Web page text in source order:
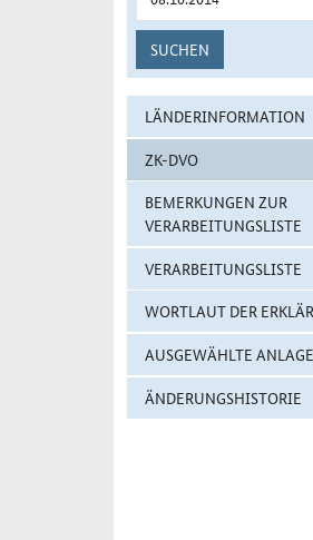
SUCHEN
LÄNDERINFORMATION
ZK-DVO
BEMERKUNGEN ZUR
VERARBEITUNGSLISTE
VERARBEITUNGSLISTE
WORTLAUT DER
AUSGEWÄHLTE
ÄNDERUNGSHISTORIE